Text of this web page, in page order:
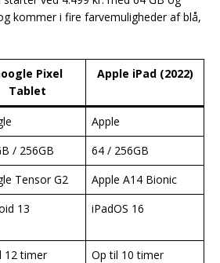
kommer i fire farvemuligheder af blå,
Pixel
Tablet
Apple iPad (2022)
Apple
/ 256GB
64 / 256GB
Tensor G2
Apple A14 Bionic
13 iPadOS 16
12 timer
Op til 10 timer